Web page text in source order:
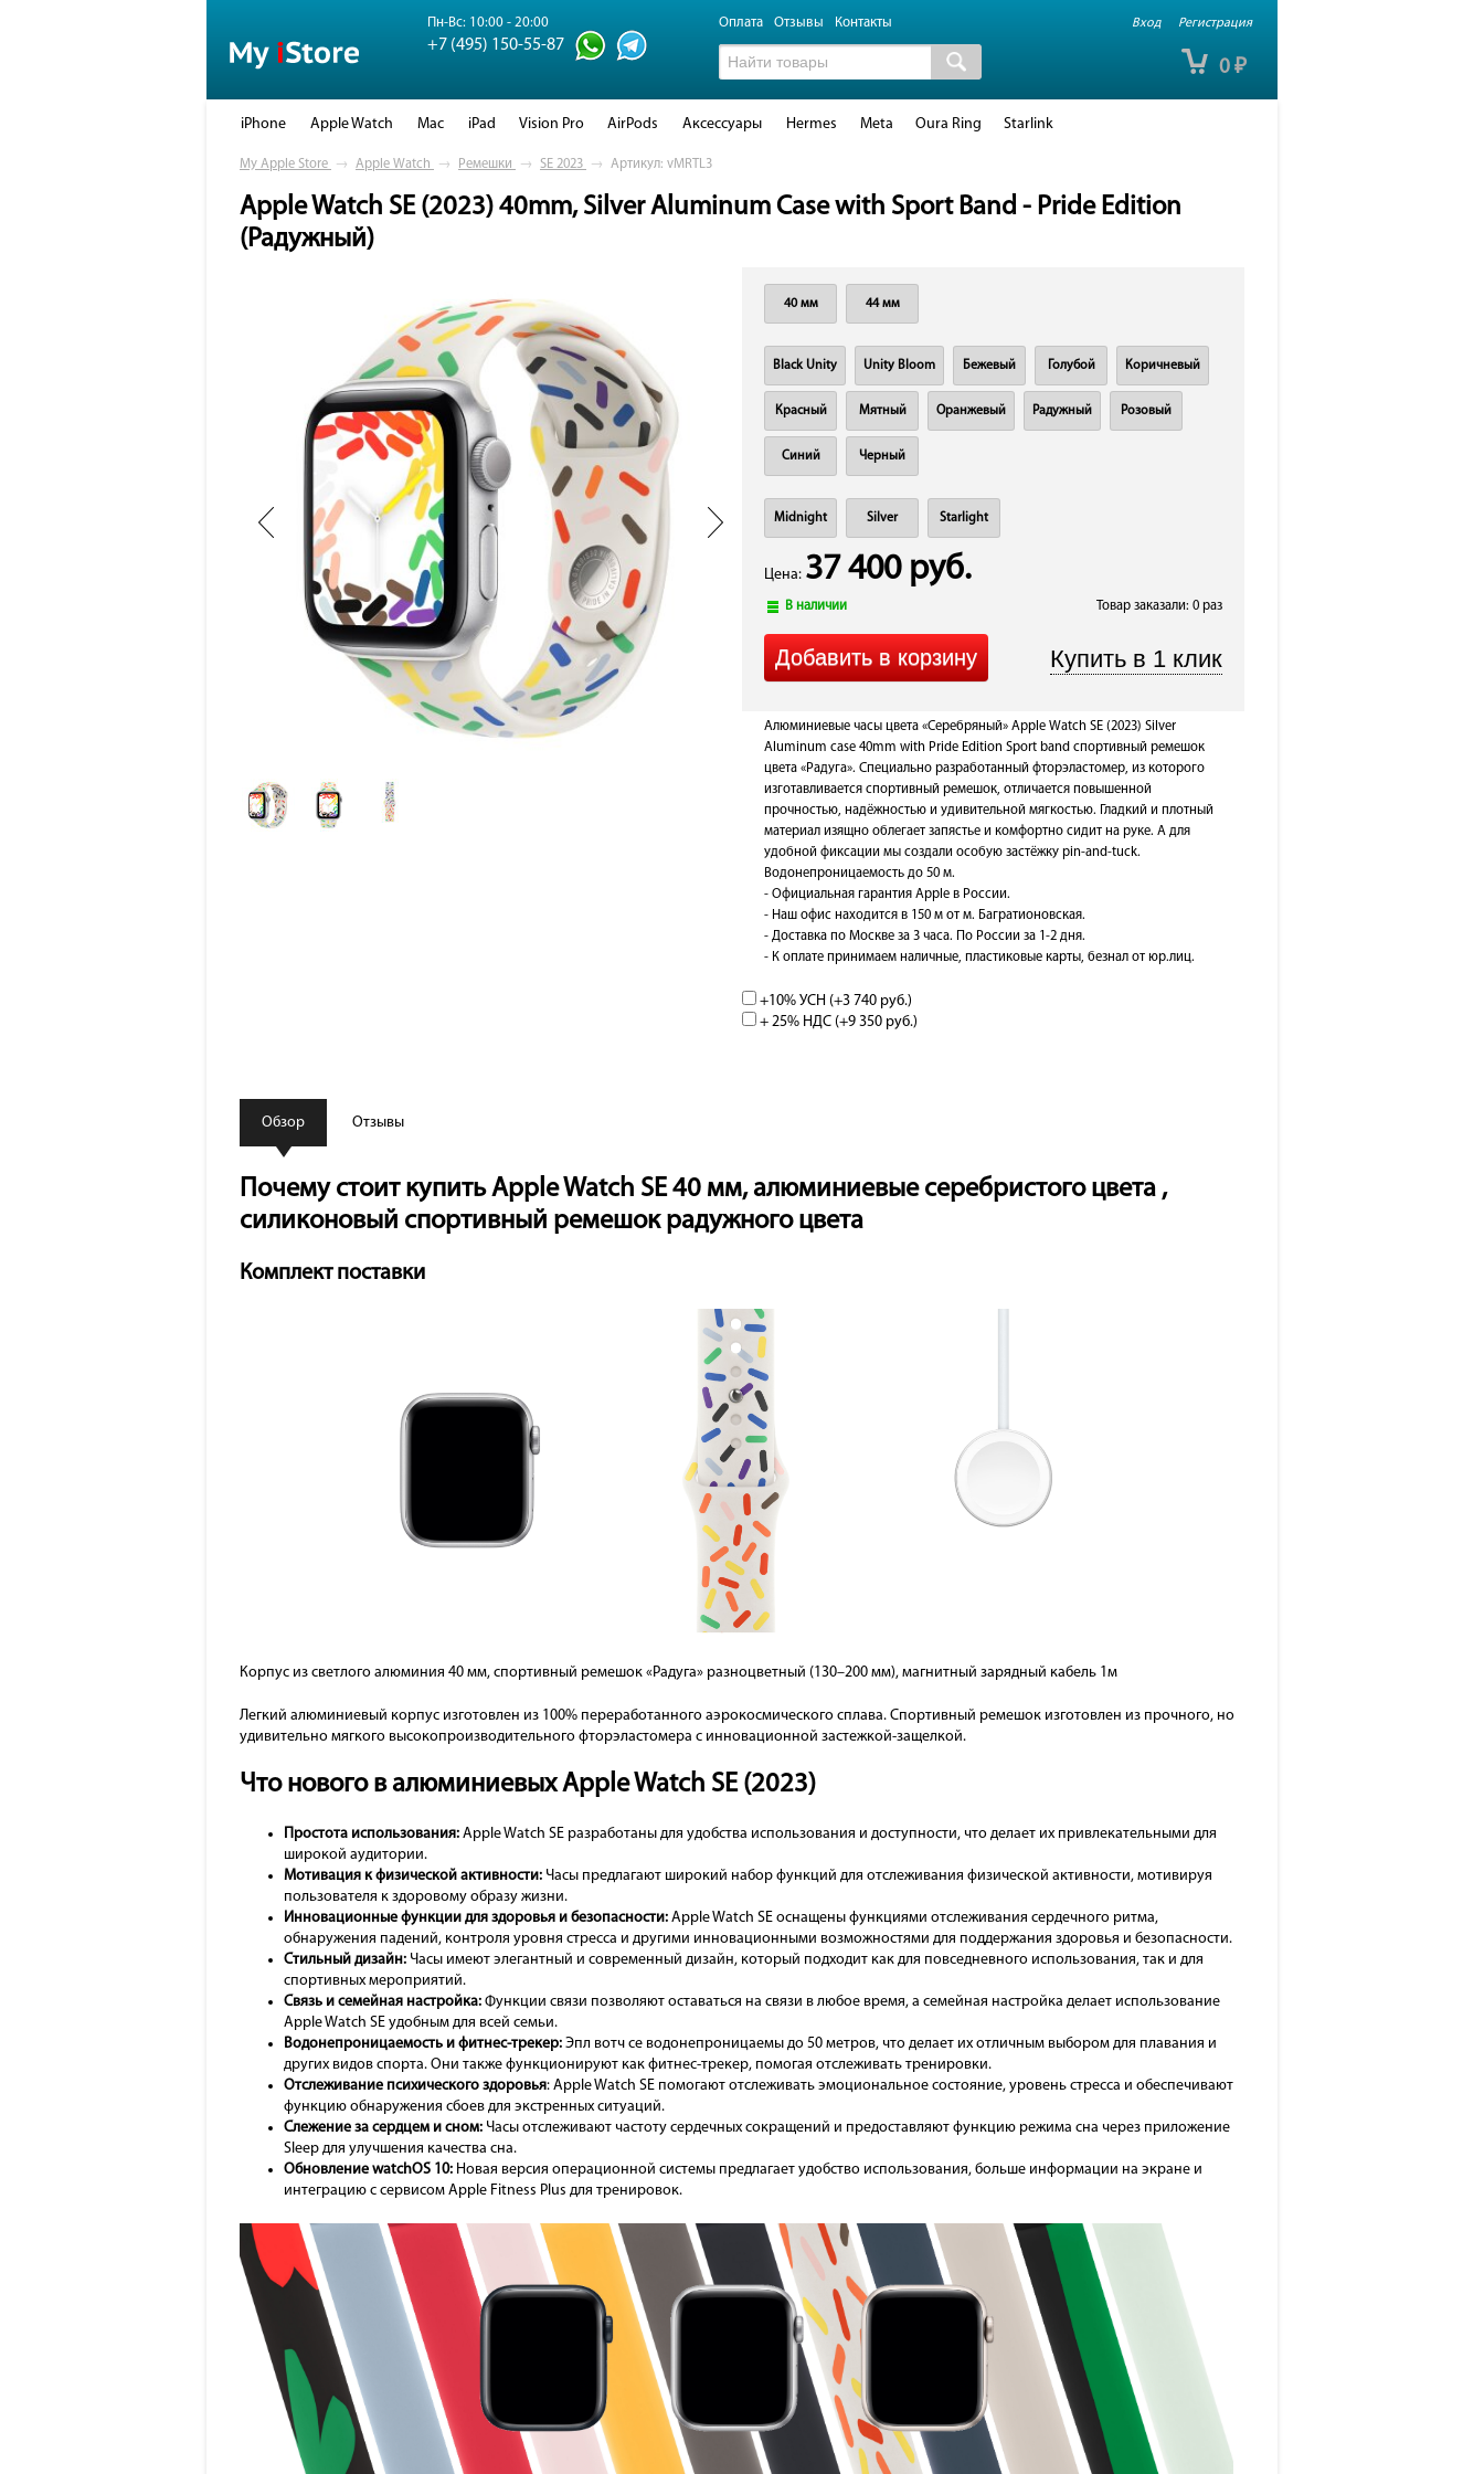
Вход Регистрация
Пн-Вс: 10:00 - 20:00
+7 (495) 150-55-87
Оплата Отзывы Контакты
0 ₽
iPhone Apple Watch Mac iPad Vision Pro AirPods Аксессуары Hermes Meta Oura Ring Starlink
My Apple Store → Apple Watch → Ремешки → SE 2023 → Артикул: vMRTL3
Apple Watch SE (2023) 40mm, Silver Aluminum Case with Sport Band - Pride Edition
(Радужный)
40 мм 44 мм
Black Unity Unity Bloom Бежевый Голубой Коричневый
Красный Мятный Оранжевый Радужный Розовый
Синий Черный
Midnight Silver Starlight
Цена: 37 400 руб.
В наличии Товар заказали: 0 раз
Алюминиевые часы цвета «Серебряный» Apple Watch SE (2023) Silver
Aluminum case 40mm with Pride Edition Sport band спортивный ремешок
цвета «Радуга». Специально разработанный фторэластомер, из которого
изготавливается спортивный ремешок, отличается повышенной
прочностью, надёжностью и удивительной мягкостью. Гладкий и плотный
материал изящно облегает запястье и комфортно сидит на руке. А для
удобной фиксации мы создали особую застёжку pin-and-tuck.
Водонепроницаемость до 50 м.
- Официальная гарантия Apple в России.
- Наш офис находится в 150 м от м. Багратионовская.
- Доставка по Москве за 3 часа. По России за 1-2 дня.
- К оплате принимаем наличные, пластиковые карты, безнал от юр.лиц.
+10% УСН (+3 740 руб.)
+ 25% НДС (+9 350 руб.)
Обзор Отзывы
Почему стоит купить Apple Watch SE 40 мм, алюминиевые серебристого цвета ,
силиконовый спортивный ремешок радужного цвета
Комплект поставки
Корпус из светлого алюминия 40 мм, спортивный ремешок «Радуга» разноцветный (130–200 мм), магнитный зарядный кабель 1м
Легкий алюминиевый корпус изготовлен из 100% переработанного аэрокосмического сплава. Спортивный ремешок изготовлен из прочного, но
удивительно мягкого высокопроизводительного фторэластомера с инновационной застежкой-защелкой.
Что нового в алюминиевых Apple Watch SE (2023)
Простота использования: Apple Watch SE разработаны для удобства использования и доступности, что делает их привлекательными для
широкой аудитории.
Мотивация к физической активности: Часы предлагают широкий набор функций для отслеживания физической активности, мотивируя
пользователя к здоровому образу жизни.
Инновационные функции для здоровья и безопасности: Apple Watch SE оснащены функциями отслеживания сердечного ритма,
обнаружения падений, контроля уровня стресса и другими инновационными возможностями для поддержания здоровья и безопасности.
Стильный дизайн: Часы имеют элегантный и современный дизайн, который подходит как для повседневного использования, так и для
спортивных мероприятий.
Связь и семейная настройка: Функции связи позволяют оставаться на связи в любое время, а семейная настройка делает использование
Apple Watch SE удобным для всей семьи.
Водонепроницаемость и фитнес-трекер: Эпл вотч се водонепроницаемы до 50 метров, что делает их отличным выбором для плавания и
других видов спорта. Они также функционируют как фитнес-трекер, помогая отслеживать тренировки.
Отслеживание психического здоровья: Apple Watch SE помогают отслеживать эмоциональное состояние, уровень стресса и обеспечивают
функцию обнаружения сбоев для экстренных ситуаций.
Слежение за сердцем и сном: Часы отслеживают частоту сердечных сокращений и предоставляют функцию режима сна через приложение
Sleep для улучшения качества сна.
Обновление watchOS 10: Новая версия операционной системы предлагает удобство использования, больше информации на экране и
интеграцию с сервисом Apple Fitness Plus для тренировок.